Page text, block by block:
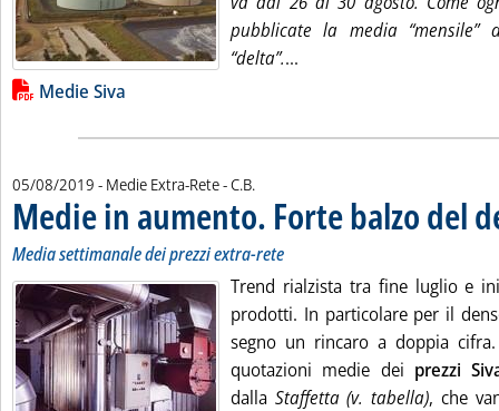
pubblicate la media “mensile”
“delta”....
Lista allegati PDF alla notizia
Medie Siva
05/08/2019 - Medie Extra-Rete -di:
C.B.
Medie in aumento. Forte balzo del
Media settimanale dei prezzi extra-rete
Trend rialzista tra fine luglio e
prodotti. In particolare per il
segno un rincaro a doppia
quotazioni medie dei prezzi
dalla Staffetta (v. tabella), che